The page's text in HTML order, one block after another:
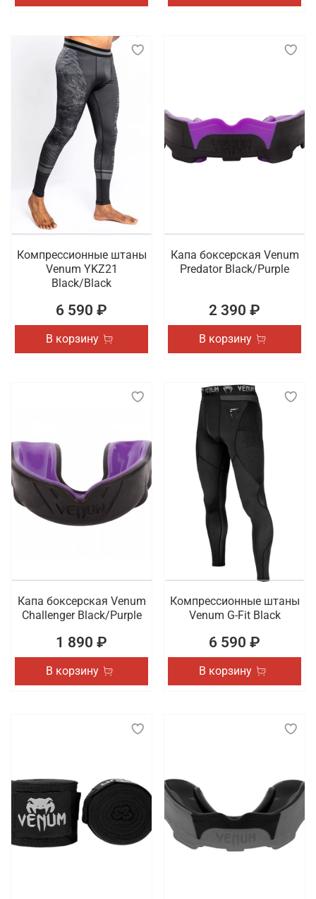
Компрессионные штаны
Venum YKZ21
Black/Black
6 590 ₽
В корзину
Капа боксерская Venum
Predator Black/Purple
2 390 ₽
В корзину
Капа боксерская Venum
Challenger Black/Purple
1 890 ₽
В корзину
Компрессионные штаны
Venum G-Fit Black
6 590 ₽
В корзину